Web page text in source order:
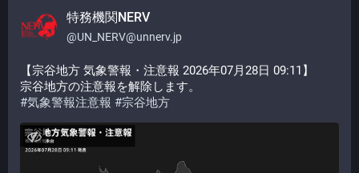
特務機関NERV
@UN_NERV@unnerv.jp
【宗谷地方 気象警報・注意報 2026年07月28日 09:11】
宗谷地方の注意報を解除します。
#気象警報注意報 #宗谷地方